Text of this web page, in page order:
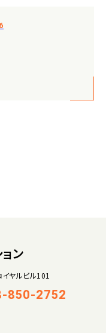
ン
ヤルビル101
850-2752